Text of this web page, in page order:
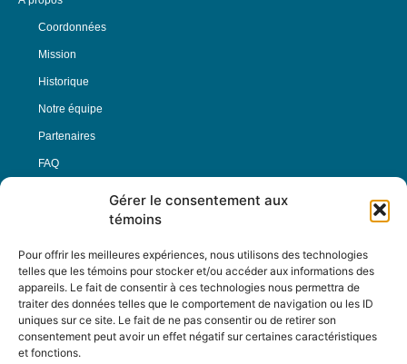
Gérer le consentement aux
témoins
Pour offrir les meilleures expériences, nous utilisons des technologies
telles que les témoins pour stocker et/ou accéder aux informations des
appareils. Le fait de consentir à ces technologies nous permettra de
traiter des données telles que le comportement de navigation ou les ID
uniques sur ce site. Le fait de ne pas consentir ou de retirer son
consentement peut avoir un effet négatif sur certaines caractéristiques
et fonctions.
Coordonnées
Mission
Historique
Notre équipe
Partenaires
FAQ
Nous Suivre